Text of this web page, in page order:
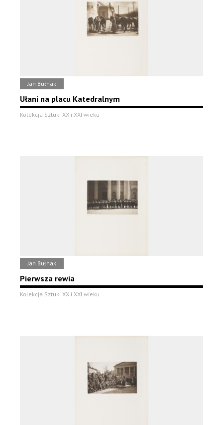
Jan Bułhak
Ułani na placu Katedralnym
Kolekcja Sztuki XX i XXI wieku
Jan Bułhak
Pierwsza rewia
Kolekcja Sztuki XX i XXI wieku